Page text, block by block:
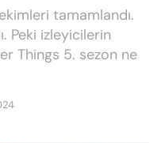
tamamlandı.
Peki izleyicilerin
Things 5. sezon ne